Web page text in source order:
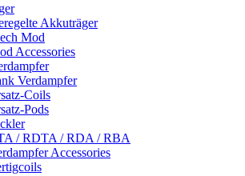
Akkuträger
Mod
Accessories
Verdampfer
Coils
Pods
/ RDTA / RDA / RBA
Accessories